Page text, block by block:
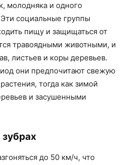
молодняка и одного
социальные группы
пищу и защищаться от
травоядными животными, и
листьев и коры деревьев.
они предпочитают свежую
тогда как зимой
и засушенными
до 50 км/ч, что